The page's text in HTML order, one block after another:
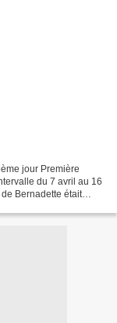
jour Première
du 7 avril au 16
Bernadette était